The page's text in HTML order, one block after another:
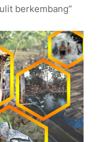
berkembang”